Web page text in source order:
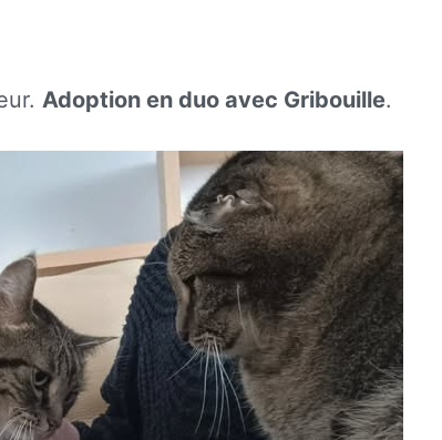
Adoption en duo avec Gribouille.